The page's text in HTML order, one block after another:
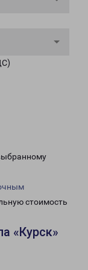
стоимость
«Курск»